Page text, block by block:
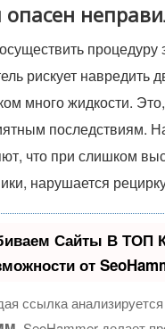
опасен
процедуру
рискует навредить
много жидкости.
последствиям.
что при слишком
нарушается
Сайты В ТОП
от
ссылка